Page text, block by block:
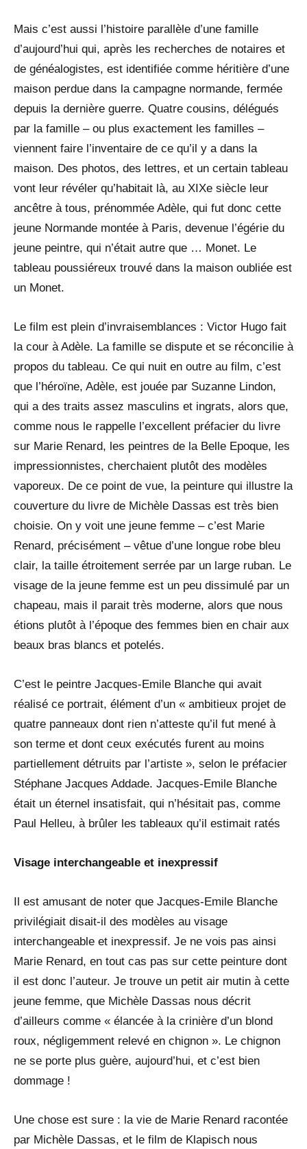
Mais c’est aussi l’histoire parallèle d’une famille
d’aujourd’hui qui, après les recherches de notaires et
de généalogistes, est identifiée comme héritière d’une
maison perdue dans la campagne normande, fermée
depuis la dernière guerre. Quatre cousins, délégués
par la famille – ou plus exactement les familles –
viennent faire l’inventaire de ce qu’il y a dans la
maison. Des photos, des lettres, et un certain tableau
vont leur révéler qu’habitait là, au XIXe siècle leur
ancêtre à tous, prénommée Adèle, qui fut donc cette
jeune Normande montée à Paris, devenue l’égérie du
jeune peintre, qui n’était autre que … Monet. Le
tableau poussiéreux trouvé dans la maison oubliée est
un Monet.
Le film est plein d’invraisemblances : Victor Hugo fait
la cour à Adèle. La famille se dispute et se réconcilie à
propos du tableau. Ce qui nuit en outre au film, c’est
que l’héroïne, Adèle, est jouée par Suzanne Lindon,
qui a des traits assez masculins et ingrats, alors que,
comme nous le rappelle l’excellent préfacier du livre
sur Marie Renard, les peintres de la Belle Epoque, les
impressionnistes, cherchaient plutôt des modèles
vaporeux. De ce point de vue, la peinture qui illustre la
couverture du livre de Michèle Dassas est très bien
choisie. On y voit une jeune femme – c’est Marie
Renard, précisément – vêtue d’une longue robe bleu
clair, la taille étroitement serrée par un large ruban. Le
visage de la jeune femme est un peu dissimulé par un
chapeau, mais il parait très moderne, alors que nous
étions plutôt à l’époque des femmes bien en chair aux
beaux bras blancs et potelés.
C’est le peintre Jacques-Emile Blanche qui avait
réalisé ce portrait, élément d’un « ambitieux projet de
quatre panneaux dont rien n’atteste qu’il fut mené à
son terme et dont ceux exécutés furent au moins
partiellement détruits par l’artiste », selon le préfacier
Stéphane Jacques Addade. Jacques-Emile Blanche
était un éternel insatisfait, qui n’hésitait pas, comme
Paul Helleu, à brûler les tableaux qu’il estimait ratés
Visage interchangeable et inexpressif
Il est amusant de noter que Jacques-Emile Blanche
privilégiait disait-il des modèles au visage
interchangeable et inexpressif. Je ne vois pas ainsi
Marie Renard, en tout cas pas sur cette peinture dont
il est donc l’auteur. Je trouve un petit air mutin à cette
jeune femme, que Michèle Dassas nous décrit
d’ailleurs comme « élancée à la crinière d’un blond
roux, négligemment relevé en chignon ». Le chignon
ne se porte plus guère, aujourd’hui, et c’est bien
dommage !
Une chose est sure : la vie de Marie Renard racontée
par Michèle Dassas, et le film de Klapisch nous